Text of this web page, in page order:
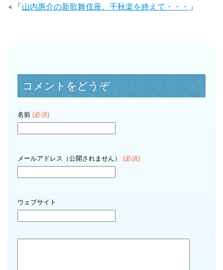
「 山内惠介の新歌舞伎座、千秋楽を終えて・・・ 」
コメントをどうぞ
名前 (必須)
メールアドレス（公開されません） (必須)
ウェブサイト